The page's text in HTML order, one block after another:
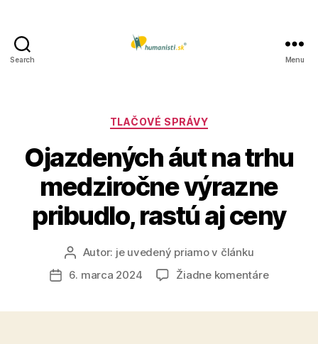
Search Menu
Kategórie
TLAČOVÉ SPRÁVY
Ojazdených áut na trhu
medziročne výrazne
pribudlo, rastú aj ceny
Autor
článku
Autor: je uvedený priamo v článku
Dátum
6. marca 2024 Žiadne komentárena